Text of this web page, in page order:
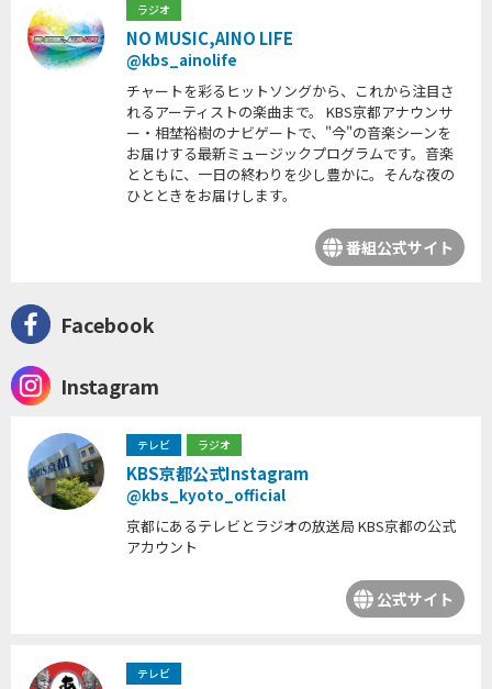
ラジオ
NO MUSIC,AINO LIFE
@kbs_ainolife
チャートを彩るヒットソングから、これから注目さ
れるアーティストの楽曲まで。 KBS京都アナウンサ
ー・相埜裕樹のナビゲートで、"今"の音楽シーンを
お届けする最新ミュージックプログラムです。音楽
とともに、一日の終わりを少し豊かに。そんな夜の
ひとときをお届けします。
番組公式サイト
Facebook
Instagram
テレビ ラジオ
KBS京都公式Instagram
@kbs_kyoto_official
京都にあるテレビとラジオの放送局 KBS京都の公式
アカウント
公式サイト
テレビ